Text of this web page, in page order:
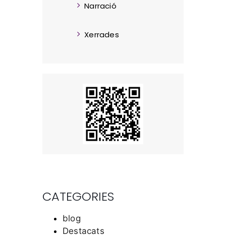
Narració
Xerrades
CATEGORIES
blog
Destacats